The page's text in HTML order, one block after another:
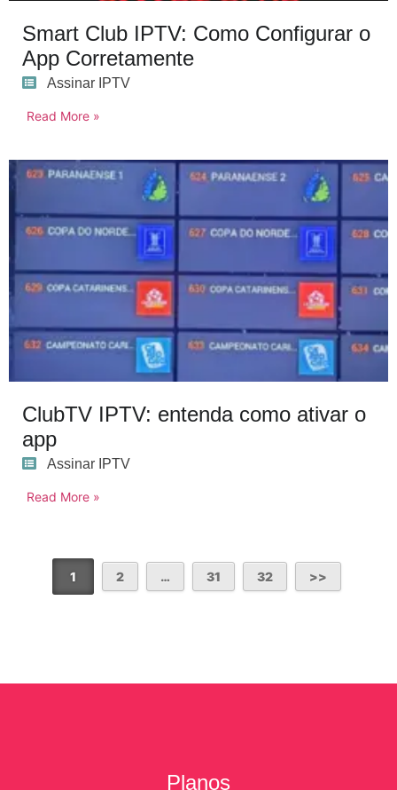
Smart Club IPTV: Como Configurar o
App Corretamente
Assinar IPTV
Read More »
ClubTV IPTV: entenda como ativar o
app
Assinar IPTV
Read More »
1 2 … 31 32
Planos